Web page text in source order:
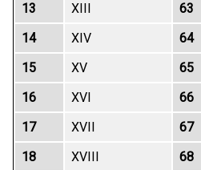
13
XIII 63
14
XIV 64
15
XV 65
16
XVI 66
17
XVII 67
18
XVIII 68